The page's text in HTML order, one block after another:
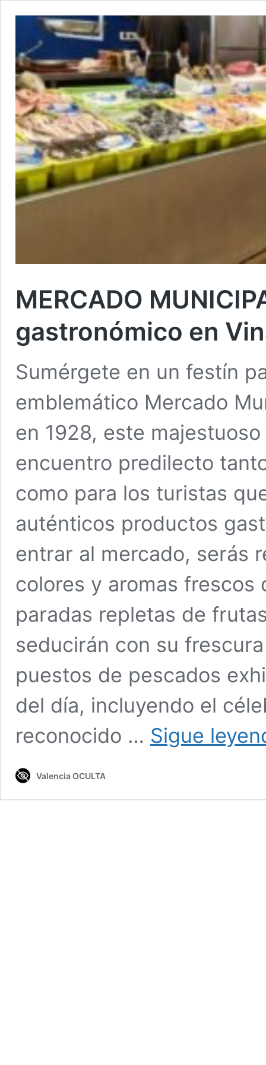
MERCADO
gastronómico en
Sumérgete en un festín
emblemático Mercado
en 1928, este
encuentro predilecto
como para los turistas
auténticos productos
entrar al mercado, serás
colores y aromas frescos
paradas repletas de
seducirán con su
puestos de pescados
del día, incluyendo el
reconocido … Sigue
Valencia OCULTA